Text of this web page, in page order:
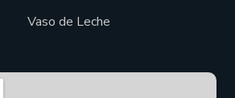
Vaso de Leche